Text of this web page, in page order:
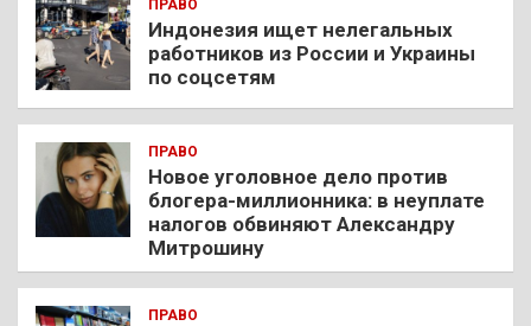
ПРАВО
Индонезия ищет нелегальных
работников из России и Украины
по соцсетям
ПРАВО
Новое уголовное дело против
блогера-миллионника: в неуплате
налогов обвиняют Александру
Митрошину
ПРАВО